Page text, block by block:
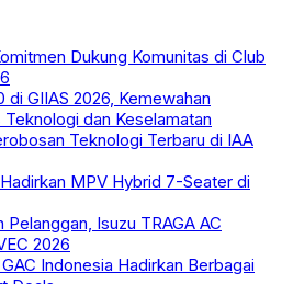
Dukung Komunitas di Club
di GIIAS 2026, Kemewahan
dan Keselamatan
Teknologi Terbaru di IAA
MPV Hybrid 7-Seater di
Isuzu TRAGA AC
2026
Indonesia Hadirkan Berbagai